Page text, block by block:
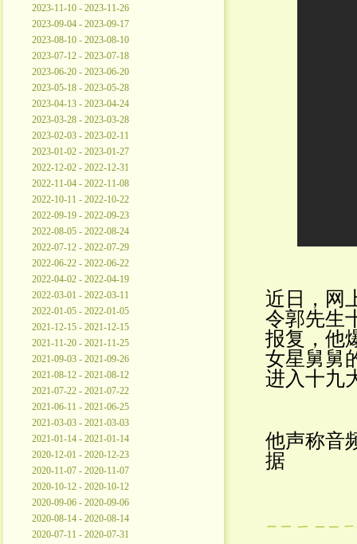
2023-11-10 - 2023-11-26
2023-09-04 - 2023-09-17
2023-08-10 - 2023-08-10
2023-07-12 - 2023-07-18
2023-06-20 - 2023-06-20
2023-05-18 - 2023-05-28
2023-04-13 - 2023-04-24
2023-03-28 - 2023-03-28
2023-02-03 - 2023-02-11
2023-01-02 - 2023-01-27
2022-12-02 - 2022-12-31
2022-11-04 - 2022-11-08
2022-10-11 - 2022-10-22
2022-09-19 - 2022-09-23
2022-08-05 - 2022-08-24
2022-07-12 - 2022-07-29
2022-06-22 - 2022-06-22
2022-04-02 - 2022-04-19
2022-03-01 - 2022-03-11
2022-01-05 - 2022-01-05
2021-12-15 - 2021-12-15
2021-11-20 - 2021-11-25
2021-09-03 - 2021-09-26
2021-08-12 - 2021-08-12
2021-07-22 - 2021-07-22
2021-06-11 - 2021-06-25
2021-03-03 - 2021-03-03
2021-01-14 - 2021-01-14
2020-12-01 - 2020-12-23
2020-11-07 - 2020-11-07
2020-10-12 - 2020-10-12
2020-09-06 - 2020-09-06
2020-08-14 - 2020-08-14
2020-07-11 - 2020-07-31
近日，网
令郭先生
报复，他
女星舅舅
进入十九
他声称音
据